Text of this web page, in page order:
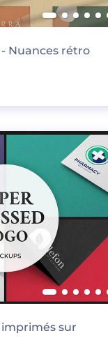
Nuances rétro
sur